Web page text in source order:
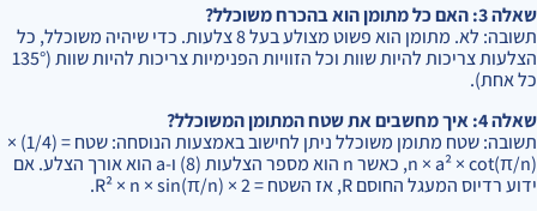
שאלה 3: האם כל מתומן הוא בהכרח משוכלל?
תשובה: לא. מתומן הוא פשוט מצולע בעל 8 צלעות. כדי שיהיה משוכלל, כל
הצלעות צריכות להיות שוות וכל הזוויות הפנימיות צריכות להיות שוות (135°
כל אחת).
שאלה 4: איך מחשבים את שטח המתומן המשוכלל?
תשובה: שטח מתומן משוכלל ניתן לחישוב באמצעות הנוסחה: שטח = (1/4) ×
n × a² × cot(π/n), כאשר n הוא מספר הצלעות (8) ו-a הוא אורך הצלע. אם
ידוע רדיוס המעגל החוסם R, אז השטח = 2 × R² × n × sin(π/n).